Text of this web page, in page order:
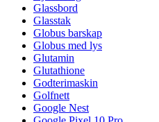
Glassbord
Glasstak
Globus barskap
Globus med lys
Glutamin
Glutathione
Godterimaskin
Golfnett
Google Nest